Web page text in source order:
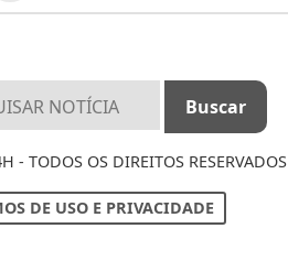
- TODOS OS DIREITOS RESERVADOS
DE USO E PRIVACIDADE